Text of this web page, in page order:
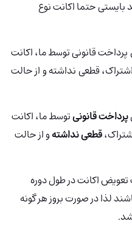
حتما اکانت نوع
پرداخت قانونیتوسط ما، اکانت
قطعی نداشته و از حالت
پرداخت قانونیتوسط ما، اکانت
قطعی نداشتهو از حالت
تعویض اکانت در طول دوره
لذا در صورت بروز هر گونه